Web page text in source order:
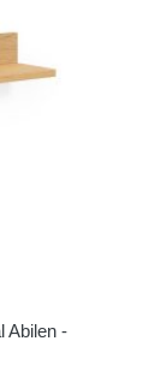
Abilen -